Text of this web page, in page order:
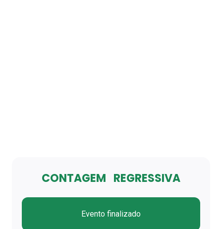
CONTAGEM REGRESSIVA
Evento finalizado